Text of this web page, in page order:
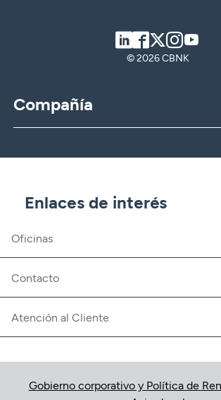
LinkedIn
Facebook
Twitter
© 2026 CBNK
Compañía
CBNK Gestión de Activos
Banca Partner
Trabaja con nosotros
Fundación CBNK
Enlaces de interés
Oficinas
Contacto
Atención al Cliente
Gobierno corporativo y Política de